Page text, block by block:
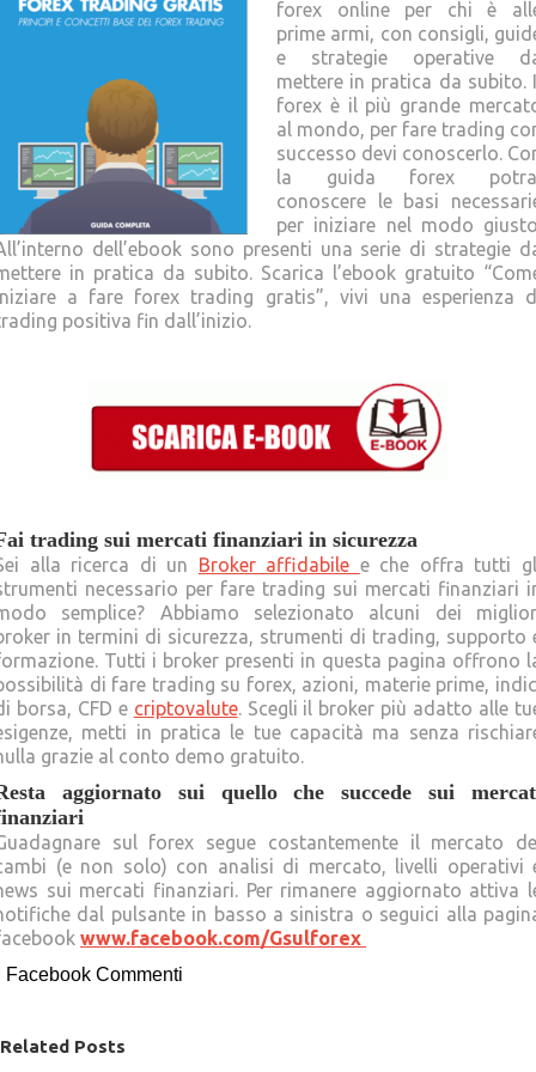
forex online per chi è
prime armi, con consigli,
e strategie operative
mettere in pratica da subito.
forex è il più grande
al mondo, per fare trading
successo devi conoscerlo.
la guida forex
conoscere le basi
per iniziare nel modo
dell’ebook sono presenti una serie di strategie
in pratica da subito. Scarica l’ebook gratuito
a fare forex trading gratis”, vivi una esperienza
positiva fin dall’inizio.
trading sui mercati finanziari in sicurezza
alla ricerca di un Broker affidabile e che offra tutti
necessario per fare trading sui mercati finanziari
semplice? Abbiamo selezionato alcuni dei
in termini di sicurezza, strumenti di trading, supporto
Tutti i broker presenti in questa pagina offrono
di fare trading su forex, azioni, materie prime,
borsa, CFD e criptovalute. Scegli il broker più adatto alle
metti in pratica le tue capacità ma senza
grazie al conto demo gratuito.
aggiornato sui quello che succede sui
sul forex segue costantemente il mercato
(e non solo) con analisi di mercato, livelli operativi
sui mercati finanziari. Per rimanere aggiornato attiva
dal pulsante in basso a sinistra o seguici alla
www.facebook.com/Gsulforex
Facebook Commenti
Related Posts